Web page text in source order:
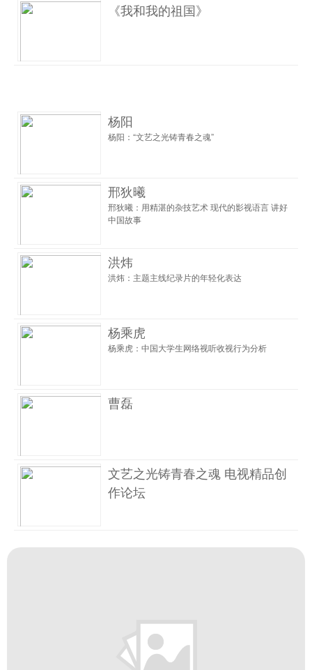
《我和我的祖国》
杨阳
杨阳：“文艺之光铸青春之魂”
邢狄曦
邢狄曦：用精湛的杂技艺术 现代的影视语言 讲好
中国故事
洪炜
洪炜：主题主线纪录片的年轻化表达
杨乘虎
杨乘虎：中国大学生网络视听收视行为分析
曹磊
文艺之光铸青春之魂 电视精品创
作论坛